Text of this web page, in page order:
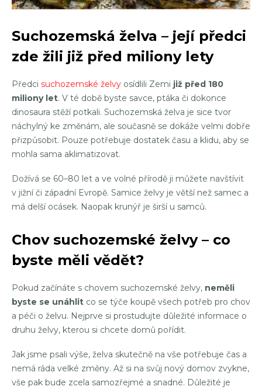
Suchozemská želva – její předci
zde žili již před miliony lety
Předci suchozemské želvyosídlili Zemi již před 180
miliony let. V té době byste savce, ptáka či dokonce
dinosaura stěží potkali. Suchozemská želva je sice tvor
náchylný ke změnám, ale současně se dokáže velmi dobře
přizpůsobit. Pouze potřebuje dostatek času a klidu, aby se
mohla sama aklimatizovat.
Dožívá se 60–80 let a ve volné přírodě ji můžete navštívit
v jižní či západní Evropě. Samice želvy je větší než samec a
má delší ocásek. Naopak krunýř je širší u samců.
Chov suchozemské želvy – co
byste měli vědět?
Pokud začínáte s chovem suchozemské želvy, neměli
byste se unáhlitco se týče koupě všech potřeb pro chov
a péči o želvu. Nejprve si prostudujte důležité informace o
druhu želvy, kterou si chcete domů pořídit.
Jak jsme psali výše, želva skutečně na vše potřebuje čas a
nemá ráda velké změny. Až si na svůj nový domov zvykne,
vše pak bude zcela samozřejmé a snadné. Důležité je